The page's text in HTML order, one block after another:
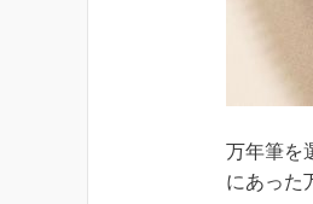
万年筆を
にあった